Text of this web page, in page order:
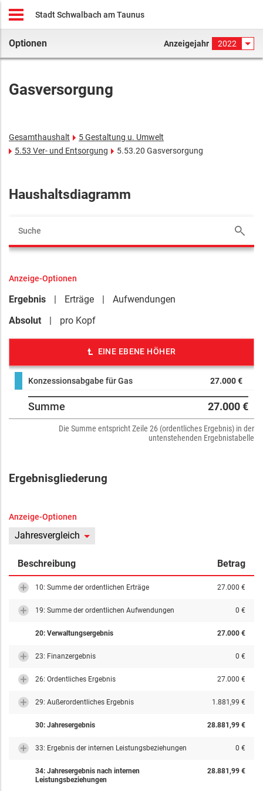
Stadt Schwalbach am Taunus
Optionen Anzeigejahr 2022
Gasversorgung
Gesamthaushalt
5 Gestaltung u. Umwelt
5.53 Ver- und Entsorgung
5.53.20 Gasversorgung
Haushaltsdiagramm
Anzeige-Optionen
Ergebnis Erträge
Aufwendungen
Absolut
pro Kopf
EINE EBENE HÖHER
Konzessionsabgabe für Gas 27.000 €
Summe 27.000 €
Die Summe entspricht Zeile 26 (ordentliches Ergebnis) in der
untenstehenden Ergebnistabelle
Ergebnisgliederung
Anzeige-Optionen
Jahresvergleich
Beschreibung Betrag
10: Summe der ordentlichen Erträge 27.000 €
19: Summe der ordentlichen Aufwendungen 0 €
20: Verwaltungsergebnis 27.000 €
23: Finanzergebnis 0 €
26: Ordentliches Ergebnis 27.000 €
29: Außerordentliches Ergebnis 1.881,99 €
30: Jahresergebnis 28.881,99 €
33: Ergebnis der internen Leistungsbeziehungen 0 €
34: Jahresergebnis nach internen
Leistungsbeziehungen
28.881,99 €